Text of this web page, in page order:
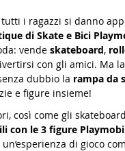
tutti i ragazzi si danno
di Skate e Bici
vende skateboard,
con gli amici. Ma
dubbio la rampa da
e figure insieme!
così come gli
con le 3 figure
di gioco